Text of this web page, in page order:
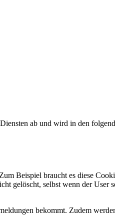
ab und wird in den
Beispiel braucht es diese
gelöscht, selbst wenn der User
bekommt. Zudem